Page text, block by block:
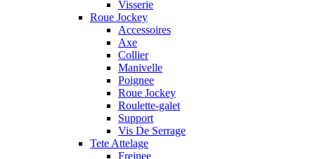
Visserie
Roue Jockey
Accessoires
Axe
Collier
Manivelle
Poignee
Roue Jockey
Roulette-galet
Support
Vis De Serrage
Tete Attelage
Freinee